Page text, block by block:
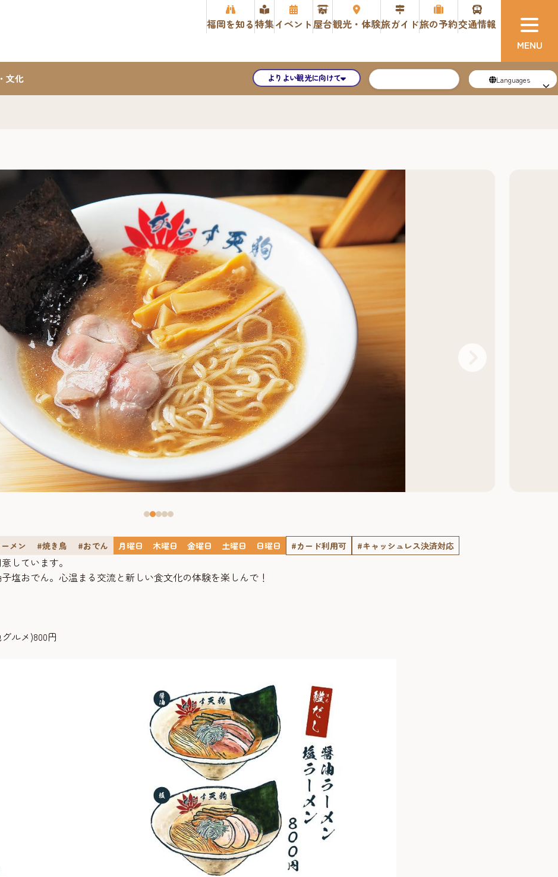
福岡を知る特集イベント屋台観光・体験旅ガイド旅の予約交通情報
文化 よりよい観光に向けて Languages
メン #焼き鳥 #おでん 月曜日 木曜日 金曜日 土曜日 日曜日 #カード利用可 #キャッシュレス決済対応
しています。
塩おでん。心温まる交流と新しい食文化の体験を楽しんで！
ルメ)800円